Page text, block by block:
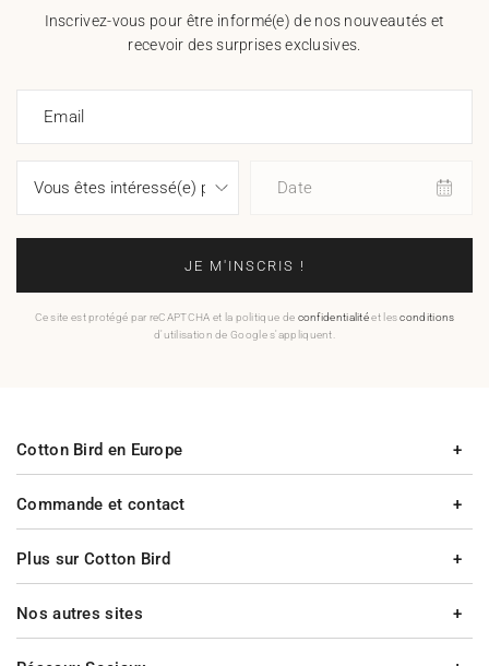
Inscrivez-vous pour être informé(e) de nos nouveautés et
recevoir des surprises exclusives.
Email
Date
JE M'INSCRIS !
Ce site est protégé par reCAPTCHA et la politique de confidentialitéet lesconditions
d'utilisation de Google s'appliquent.
Commande et contact
Plus sur Cotton Bird
Cotton Bird en Europe
Nos autres sites